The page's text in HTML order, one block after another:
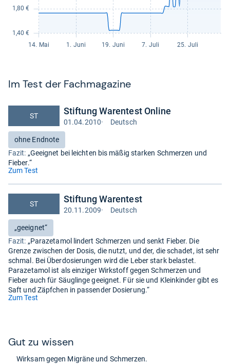
Im Test der Fach­ma­ga­zine
ST Stiftung Warentest Online
01.04.2010· Deutsch
Test
Deutsch
Bewertung:
ohne Endnote
Fazit: „Geeignet bei leichten bis mäßig starken Schmerzen und
Fieber.“
Zum Test(öffnet
ST Stiftung Warentest
20.11.2009· Deutsch
Test
Bewertung:
„geeignet“
Fazit: „Parazetamol lindert Schmerzen und senkt Fieber. Die
Grenze zwischen der Dosis, die nutzt, und der, die schadet, ist sehr
schmal. Bei Überdosierungen wird die Leber stark belastet.
Parazetamol ist als einziger Wirkstoff gegen Schmerzen und
Fieber auch für Säuglinge geeignet. Für sie und Kleinkinder gibt es
Saft und Zäpfchen in passender Dosierung.“
Zum Test(öffnet
Gut zu wis­sen
Wirk­sam gegen Migräne und Schmer­zen.